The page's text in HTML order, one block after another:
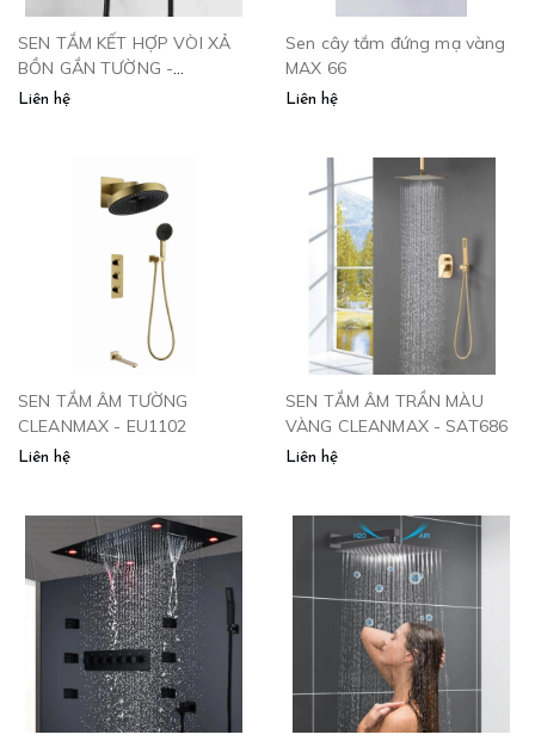
SEN TẮM KẾT HỢP VÒI XẢ
BỒN GẮN TƯỜNG -
SB2664.GHI CLEANMAX
Liên hệ
Sen cây tắm đứng mạ vàng
MAX 66
Liên hệ
SEN TẮM ÂM TƯỜNG
CLEANMAX - EU1102
Liên hệ
SEN TẮM ÂM TRẦN MÀU
VÀNG CLEANMAX - SAT686
Liên hệ